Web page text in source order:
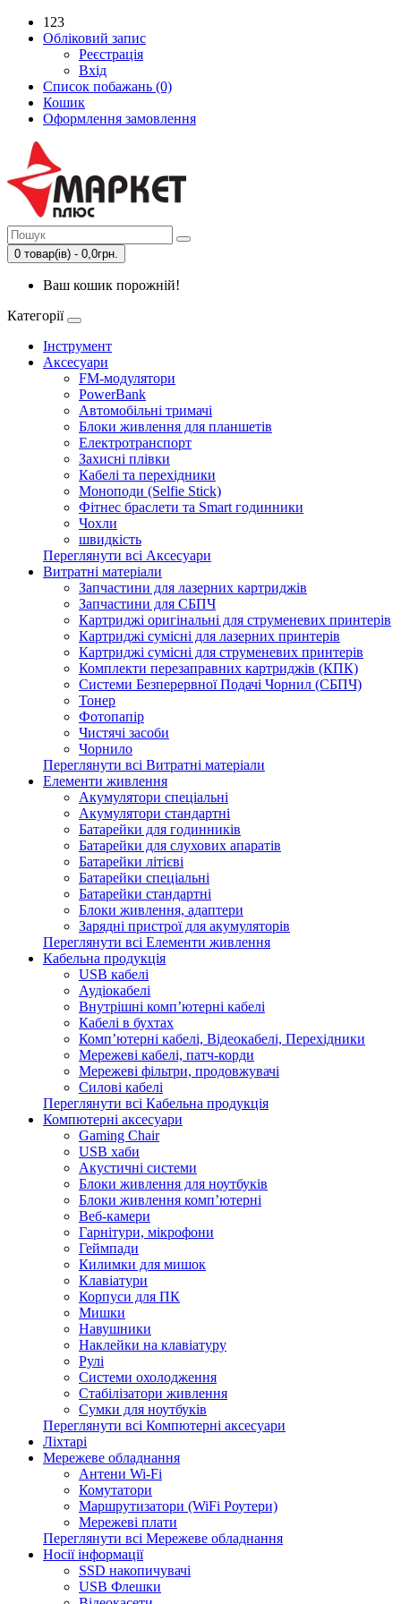
123
Обліковий запис
Реєстрація
Вхід
Список побажань (0)
Кошик
Оформлення замовлення
0 товар(ів) - 0,0грн.
Ваш кошик порожній!
Категорії
Інструмент
Аксесуари
FM-модулятори
PowerBank
Автомобільні тримачі
Блоки живлення для планшетів
Електротранспорт
Захисні плівки
Кабелі та перехідники
Моноподи (Selfie Stick)
Фітнес браслети та Smart годинники
Чохли
швидкість
Переглянути всі Аксесуари
Витратні матеріали
Запчастини для лазерних картриджів
Запчастини для СБПЧ
Картриджі оригінальні для струменевих принтерів
Картриджі сумісні для лазерних принтерів
Картриджі сумісні для струменевих принтерів
Комплекти перезаправних картриджів (КПК)
Системи Безперервної Подачі Чорнил (СБПЧ)
Тонер
Фотопапір
Чистячі засоби
Чорнило
Переглянути всі Витратні матеріали
Елементи живлення
Акумулятори спеціальні
Акумулятори стандартні
Батарейки для годинників
Батарейки для слухових апаратів
Батарейки літієві
Батарейки спеціальні
Батарейки стандартні
Блоки живлення, адаптери
Зарядні пристрої для акумуляторів
Переглянути всі Елементи живлення
Кабельна продукція
USB кабелі
Аудіокабелі
Внутрішні комп’ютерні кабелі
Кабелі в бухтах
Комп’ютерні кабелі, Відеокабелі, Перехідники
Мережеві кабелі, патч-корди
Мережеві фільтри, продовжувачі
Силові кабелі
Переглянути всі Кабельна продукція
Компютерні аксесуари
Gaming Chair
USB хаби
Акустичні системи
Блоки живлення для ноутбуків
Блоки живлення комп’ютерні
Веб-камери
Гарнітури, мікрофони
Геймпади
Килимки для мишок
Клавіатури
Корпуси для ПК
Мишки
Навушники
Наклейки на клавіатуру
Рулі
Системи охолодження
Стабілізатори живлення
Сумки для ноутбуків
Переглянути всі Компютерні аксесуари
Ліхтарі
Мережеве обладнання
Антени Wi-Fi
Комутатори
Маршрутизатори (WiFi Роутери)
Мережеві плати
Переглянути всі Мережеве обладнання
Носії інформації
SSD накопичувачі
USB Флешки